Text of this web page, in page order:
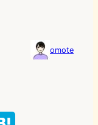
omote